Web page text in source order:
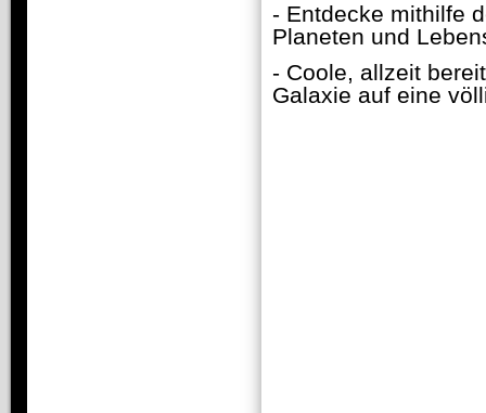
- Entdecke mithilfe
Planeten und
- Coole, allzeit
Galaxie auf eine